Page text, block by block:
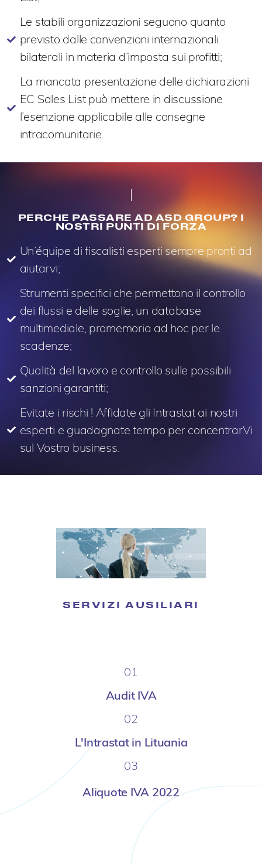
Le stabili organizzazioni seguono quanto
previsto dalle convenzioni internazionali
bilaterali in materia d’imposta sui profitti;
La mancata presentazione delle dichiarazioni
EC Sales List può mettere in discussione
l’esenzione applicabile alle consegne
intracomunitarie.
PERCHE PASSARE AD ASD GROUP? I
NOSTRI PUNTI DI FORZA
Un’équipe di fiscalisti esperti sempre pronti ad
aiutarvi;
Strumenti specifici che permettono il controllo
dei flussi e delle soglie, un database
multimediale, promemoria ad hoc per le
scadenze;
Qualità del lavoro e controllo sulle possibili
sanzioni garantiti;
Evitate i rischi ! Affidate gli Intrastat ai nostri
esperti e guadagnate tempo per concentrarVi
sul Vostro business.
SERVIZI AUSILIARI
01
Audit IVA
02
L'Intrastat in Lituania
03
Aliquote IVA 2022